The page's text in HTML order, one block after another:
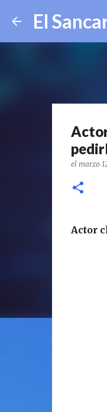
El
el marzo
Actor